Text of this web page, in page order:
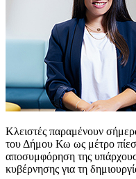
Κλειστές παραμένουν
του Δήμου Κω ως μέτρο
αποσυμφόρηση της
κυβέρνησης για τη